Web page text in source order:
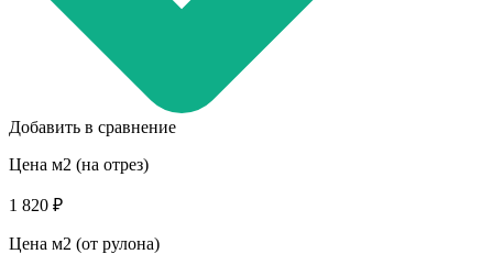
Добавить в сравнение
Цена м2 (на отрез)
1 820 ₽
Цена м2 (от рулона)